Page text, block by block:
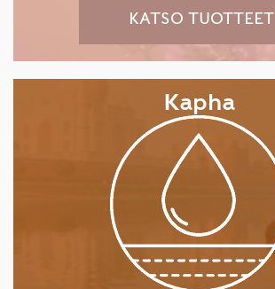
KATSO TUOTTEET
Kapha